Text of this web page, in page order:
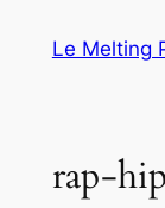
Le Melting
rap-